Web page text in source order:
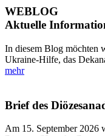
WEBLOG
Aktuelle
In diesem Blog möchten
Ukraine-Hilfe, das
mehr
Brief des
Am 15. September 2026